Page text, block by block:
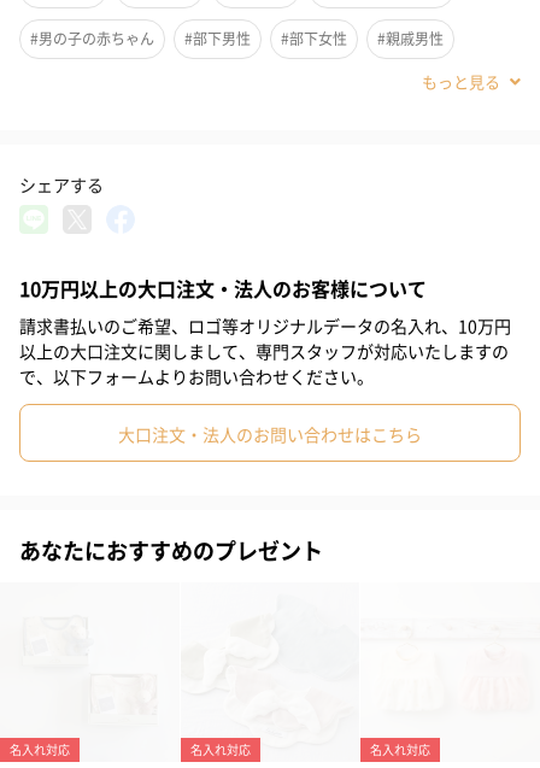
す。これにより、食べこぼしや飲みこぼしの汚れが付きにくく、
赤ちゃんも親も安心して食事が楽しめます。
収納ポーチ付き＆ポケット機能で便利
裾部分をひっくり返すとポケットになり、食べこぼしをしっかり
キャッチ。さらに収納ポーチが付いているので、外出時や旅行先
での食事にも大変便利。デザインもおしゃれで、子供が喜ぶこと
ギフトにぴったり
#男の子の赤ちゃん #部下男性 #部下女性 #親戚男性
#40代
シェアする
10万円以上の大口注文・法人のお客様について
請求書払いのご希望、ロゴ等オリジナルデータの名入れ、10万円
以上の大口注文に関しまして、専門スタッフが対応いたしますの
で、以下フォームよりお問い合わせください。
大口注文・法人のお問い合わせはこちら
あなたにおすすめのプレゼント